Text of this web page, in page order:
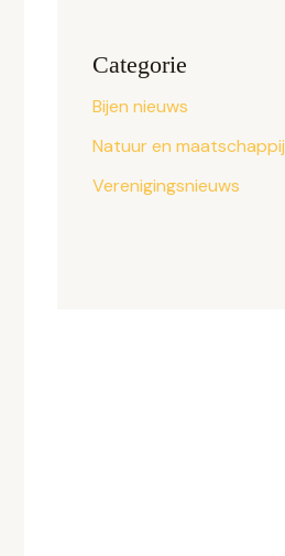
Categorie
Bijen nieuws
Natuur en maatschappij
Verenigingsnieuws